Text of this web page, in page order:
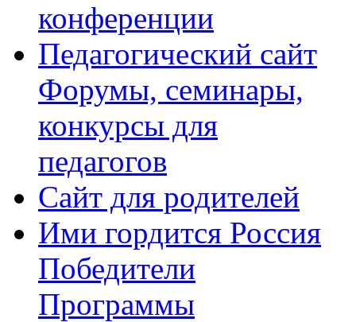
конференции
Педагогический сайт
Форумы, семинары,
конкурсы для
педагогов
Сайт для родителей
Ими гордится Россия
Победители
Программы